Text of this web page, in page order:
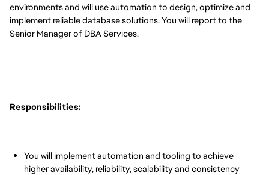
environments and will use automation to design, optimize and
implement reliable database solutions. You will report to the
Senior Manager of DBA Services.
Responsibilities:
You will implement automation and tooling to achieve
higher availability, reliability, scalability and consistency